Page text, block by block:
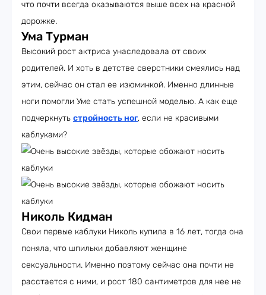
что почти всегда оказываются выше всех на красной
дорожке.
Ума Турман
Высокий рост актриса унаследовала от своих
родителей. И хоть в детстве сверстники смеялись над
этим, сейчас он стал ее изюминкой. Именно длинные
ноги помогли Уме стать успешной моделью. А как еще
подчеркнуть стройность ног, если не красивыми
каблуками?
Николь Кидман
Свои первые каблуки Николь купила в 16 лет, тогда она
поняла, что шпильки добавляют женщине
сексуальности. Именно поэтому сейчас она почти не
расстается с ними, и рост 180 сантиметров для нее не